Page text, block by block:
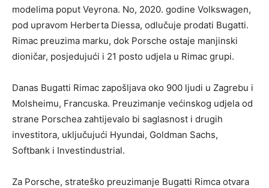
modelima poput Veyrona. No, 2020. godine Volkswagen,
pod upravom Herberta Diessa, odlučuje prodati Bugatti.
Rimac preuzima marku, dok Porsche ostaje manjinski
dioničar, posjedujući i 21 posto udjela u Rimac grupi.
Danas Bugatti Rimac zapošljava oko 900 ljudi u Zagrebu i
Molsheimu, Francuska. Preuzimanje većinskog udjela od
strane Porschea zahtijevalo bi saglasnost i drugih
investitora, uključujući Hyundai, Goldman Sachs,
Softbank i Investindustrial.
Za Porsche, strateško preuzimanje Bugatti Rimca otvara